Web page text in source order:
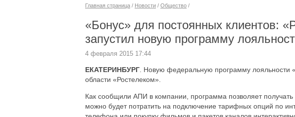
Главная страница / Новости / Общество /
«Бонус» для постоянных клиентов:
запустил новую программу
4 февраля 2015 17:44
ЕКАТЕРИНБУРГ . Новую федеральную программу лояльности
области «Ростелеком».
Как сообщили АПИ в компании, программа позволяет получать
можно будет потратить на подключение тарифных опций по